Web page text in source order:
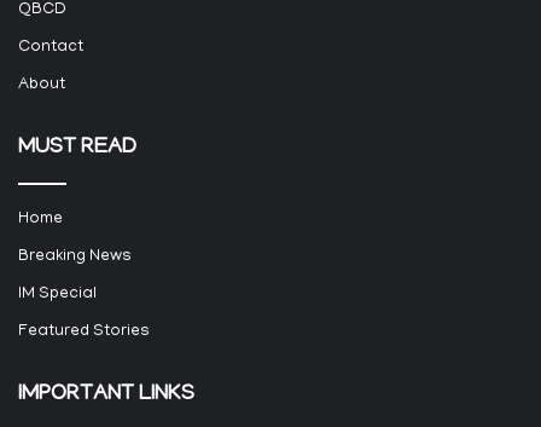
QBCD
Contact
About
MUST READ
Home
Breaking News
IM Special
Featured Stories
IMPORTANT LINKS